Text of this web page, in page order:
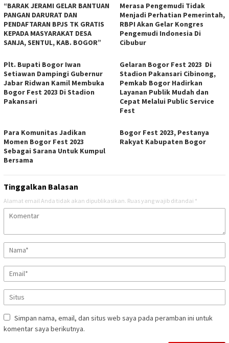
“BARAK JERAMI GELAR BANTUAN
PANGAN DARURAT DAN
PENDAFTARAN BPJS TK GRATIS
KEPADA MASYARAKAT DESA
SANJA, SENTUL, KAB. BOGOR”
Merasa Pengemudi Tidak
Menjadi Perhatian Pemerintah,
RBPI Akan Gelar Kongres
Pengemudi Indonesia Di
Cibubur
Plt. Bupati Bogor Iwan
Setiawan Dampingi Gubernur
Jabar Ridwan Kamil Membuka
Bogor Fest 2023 Di Stadion
Pakansari
Gelaran Bogor Fest 2023 Di
Stadion Pakansari Cibinong,
Pemkab Bogor Hadirkan
Layanan Publik Mudah dan
Cepat Melalui Public Service
Fest
Para Komunitas Jadikan
Momen Bogor Fest 2023
Sebagai Sarana Untuk Kumpul
Bersama
Bogor Fest 2023, Pestanya
Rakyat Kabupaten Bogor
Tinggalkan Balasan
Alamat email Anda tidak akan dipublikasikan. Ruas yang wajib ditandai *
Simpan nama, email, dan situs web saya pada peramban ini untuk
komentar saya berikutnya.